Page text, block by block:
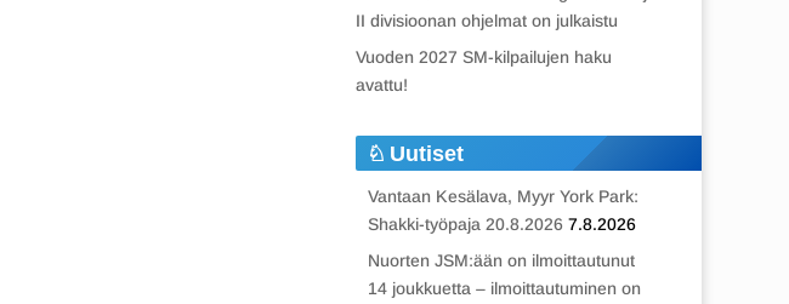
II divisioonan ohjelmat on julkaistu
Vuoden 2027 SM-kilpailujen haku
avattu!
Uutiset
Vantaan Kesälava, Myyr York Park:
Shakki-työpaja 20.8.2026 7.8.2026
Nuorten JSM:ään on ilmoittautunut
14 joukkuetta – ilmoittautuminen on